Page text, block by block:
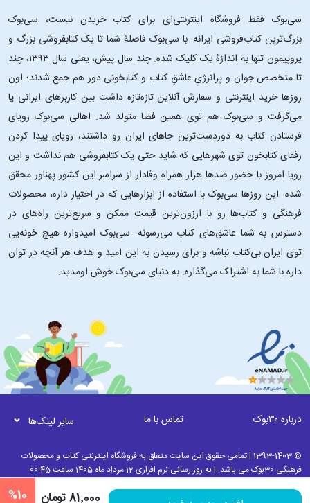
81٬000 تومان %10
سی‌بوک فقط فروشگاه اینترنتی‌ای برای کتاب خریدن نیست، سی‌بوک
بزرگ‌ترین کتاب‌فروشی ایرانه. با سی‌بوک فاصلۀ شما تا یک کتابفروشی بزرگ و
پروپیمون تنها به اندازۀ یک کلیک شده. چند سال پیش، یعنی سال ۱۳۹۳، چند
تا متخصص جوان و پرانرژیِ عاشقِ کتاب و کتابخونی دور هم جمع شدند؛ اون‌
روزها خرید اینترنتی و سفارش آنلاین تازه‌تازه داشت بین کاربرهای ایرانی پا
می‌گرفت و سی‌بوک هم توی همین فضا متولد شد. اهالی سی‌بوک رویای
فرستادن کتاب به دوردست‌ترین جاهای ایران رو داشتند، رویای پیدا کردن
رفقای کتابخون توی شهرهایی که شاید حتی یک کتابفروشی هم نداشت و این
رویا امروز با حضور صدها هزار همراه وفادار از سراسر این کشور پهناور محقق
شده. این ‌روزها سی‌بوک با استفاده از ابزارهایی که در اختیار داره، محصولات
فرهنگی و کتاب‌ها رو با ارزون‌ترین قیمت ممکن و سریع‌ترین راه‌های در
دسترس به شما عاشق‌های کتاب می‌رسونه. سی‌بوک امیدواره هیچ خونه‌یی
توی ایران بی‌کتاب نباشه و برای رسیدن به این امید و هدف هر آنچه در توان
داره با شما به اشتراک می‌گذاره. به دنیای سی‌بوک خوش اومدید.
درباره ۳۰بوک تماس با ما سایر لینک‌ها
© 1393-1403 | تمامی حقوق این سایت متعلق به فروشگاه اینترنتی کتاب و محصولات
فرهنگی 30بوک می باشد. | به روز رسانی نرم افزاری 12 مرداد ماه 1405 ساعت 00:45